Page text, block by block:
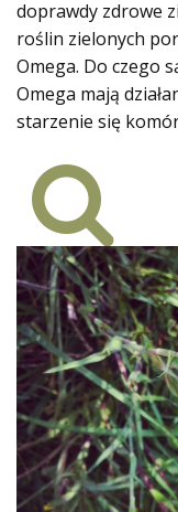
doprawdy zdrowe
roślin zielonych
Omega. Do czego
Omega mają
starzenie się